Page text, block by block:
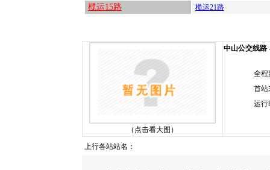
榄运15路 榄运21路
（点击看大图）
中山公交线路
全程
首站
运行
上行各站站名：